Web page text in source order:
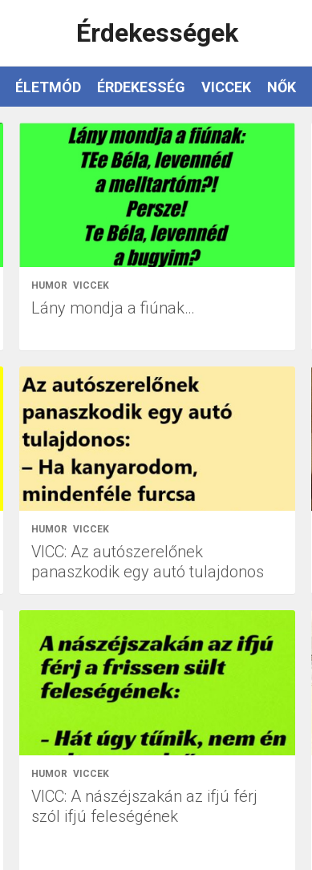
Érdekességek
ÉLETMÓD ÉRDEKESSÉG VICCEK NŐK
HUMOR VICCEK
Lány mondja a fiúnak…
HUMOR VICCEK
VICC: Az autószerelőnek
panaszkodik egy autó tulajdonos
HUMOR VICCEK
VICC: A nászéjszakán az ifjú férj
szól ifjú feleségének